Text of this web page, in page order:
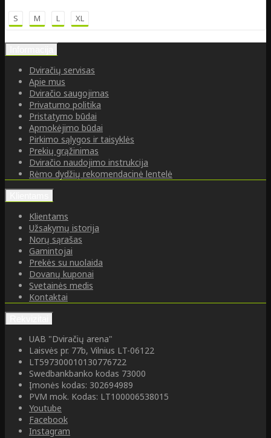
S M L XL
Dviračių servisas
Apie mus
Dviračio saugojimas
Privatumo politika
Pristatymo būdai
Apmokėjimo būdai
Pirkimo sąlygos ir taisyklės
Prekių grąžinimas
Dviračio naudojimo instrukcija
Rėmo dydžių rekomendacinė lentelė
Klientams
Užsakymų istorija
Norų sąrašas
Gamintojai
Prekės su nuolaida
Dovanų kuponai
Svetainės medis
Kontaktai
UAB "Dviračių arena"
Laisvės pr. 77b, Vilnius LT-06122
LT597300010130776722
Swedbankbanko kodas 73000
Įmonės kodas: 302694989
PVM mok. Kodas: LT100006538015
Youtube
Facebook
Instagram